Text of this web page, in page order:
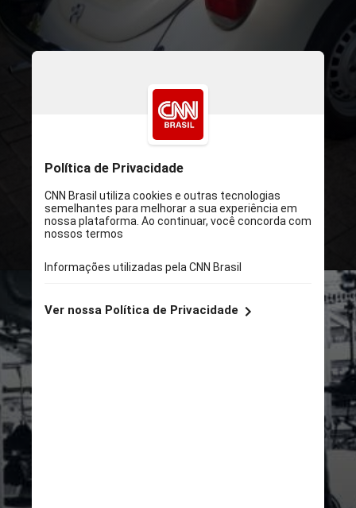
De tão representativa, tem até uma
sigla entre os fãs:DNF
que é celebrada uma data nacional
para o modelo, criado na Alemanha
e cultuado mundo afora?